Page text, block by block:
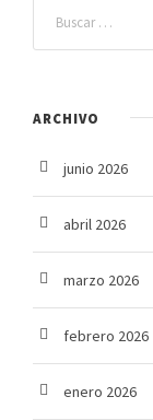
ARCHIVO
junio 2026
abril 2026
marzo 2026
febrero 2026
enero 2026